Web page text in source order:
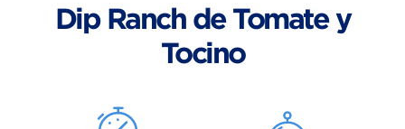
Dip Ranch de Tomate y
Tocino